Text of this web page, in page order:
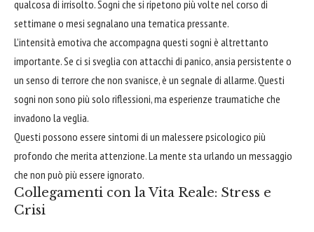
qualcosa di irrisolto. Sogni che si ripetono più volte nel corso di
settimane o mesi segnalano una tematica pressante.
L'intensità emotiva che accompagna questi sogni è altrettanto
importante. Se ci si sveglia con attacchi di panico, ansia persistente o
un senso di terrore che non svanisce, è un segnale di allarme. Questi
sogni non sono più solo riflessioni, ma esperienze traumatiche che
invadono la veglia.
Questi possono essere sintomi di un malessere psicologico più
profondo che merita attenzione. La mente sta urlando un messaggio
che non può più essere ignorato.
Collegamenti con la Vita Reale: Stress e
Crisi